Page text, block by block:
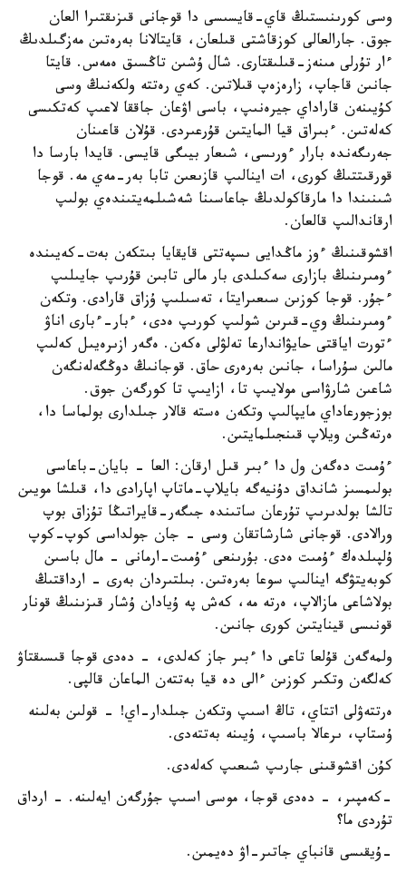
وسى كورىنىستىڭ قاي-قايسىسى دا قوجانى قىزىقتىرا العان
جوق. جارالعالى كوزقاشتى قىلعان، قايتالانا بەرەتىن مەزگىلدىڭ
ءار تۇرلى مىنەز-قىلىقتارى. شال ۇشىن تاڭسىق ەمەس. قايتا
جانىن قاجاپ، زارەزەپ قىلاتىن. كەي رەتتە ولكەنىڭ وسى
كۇيىنەن قاراداي جيرەنىپ، باسى اۋعان جاققا لاعىپ كەتكىسى
كەلەتىن. ءبىراق قيا المايتىن قۇرعىردى. قۇلان قاعىنان
جەرىگەندە بارار ءورىسى، شىعار بيىگى قايسى. قايدا بارسا دا
قورقىتتىڭ كورى، ات اينالىپ قازىعىن تابا بەر-مەي مە. قوجا
شىنىندا دا مارقاكولدىڭ جاعاسىنا شەشىلمەيتىندەي بولىپ
ارقاندالىپ قالعان.
اقشوقىنىڭ ءوز ماڭدايى ىسپەتتى قايقايا بىتكەن بەت-كەيىندە
ءومىرىنىڭ بازارى سەكىلدى بار مالى تابىن قۇرىپ جايىلىپ
ءجۇر. قوجا كوزىن سىعىرايتا، تەسىلىپ ۇزاق قارادى. وتكەن
ءومىرىنىڭ وي-قىرىن شولىپ كورىپ ەدى، ءبار-ءبارى اناۋ
ءتورت اياقتى حايۋاندارعا تەلۋلى ەكەن. ەگەر ازىرەيىل كەلىپ
مالىن سۇراسا، جانىن بەرەرى حاق. قوجانىڭ دوڭگەلەنگەن
شاعىن شارۋاسى مولايىپ تا، ازايىپ تا كورگەن جوق.
بوزجورعاداي مايپالىپ وتكەن ەستە قالار جىلدارى بولماسا دا،
ەرتەڭىن ويلاپ قىنجىلمايتىن.
ءۇمىت دەگەن ول دا ءبىر قىل ارقان: العا - بايان-باعاسى
بولىمسىز شانداق دۇنيەگە بايلاپ-ماتاپ اپارادى دا، قىلشا مويىن
تالشا بولدىرىپ تۇرعان ساتىندە جىگەر-قايراتىڭا تۇزاق بوپ
ورالادى. قوجانى شارشاتقان وسى - جان جولداسى كوپ-كوپ
ۇلپىلدەك ءۇمىت ەدى. بۇرىنعى ءۇمىت-ارمانى - مال باسىن
كوبەيتۋگە اينالىپ سوعا بەرەتىن. بىلتىردان بەرى - ارداقتىڭ
بولاشاعى مازالاپ، ەرتە مە، كەش پە ۇيادان ۇشار قىزىنىڭ قونار
قونىسى قينايتىن كورى جانىن.
ولمەگەن قۇلعا تاعى دا ءبىر جاز كەلدى، - دەدى قوجا قىسىقتاۋ
كەلگەن وتكىر كوزىن ءالى دە قيا بەتتەن الماعان قالپى.
ەرتتەۋلى اتتاي، تاڭ اسىپ وتكەن جىلدار-اي! - قولىن بەلىنە
ۇستاپ، ىرعالا باسىپ، ۇيىنە بەتتەدى.
كۇن اقشوقىنى جارىپ شىعىپ كەلەدى.
-كەمپىر، - دەدى قوجا، موسى اسىپ جۇرگەن ايەلىنە. - ارداق
تۇردى ما؟
-ۇيقىسى قانباي جاتىر-اۋ دەيمىن.